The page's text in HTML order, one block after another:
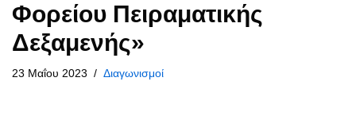
Φορείου Πειραματικής
Δεξαμενής»
23 Μαΐου 2023 Διαγωνισμοί